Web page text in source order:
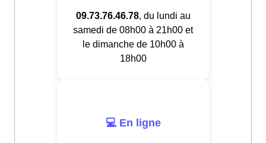
09.73.76.46.78, du lundi au
samedi de 08h00 à 21h00 et
le dimanche de 10h00 à
18h00
💻 En ligne